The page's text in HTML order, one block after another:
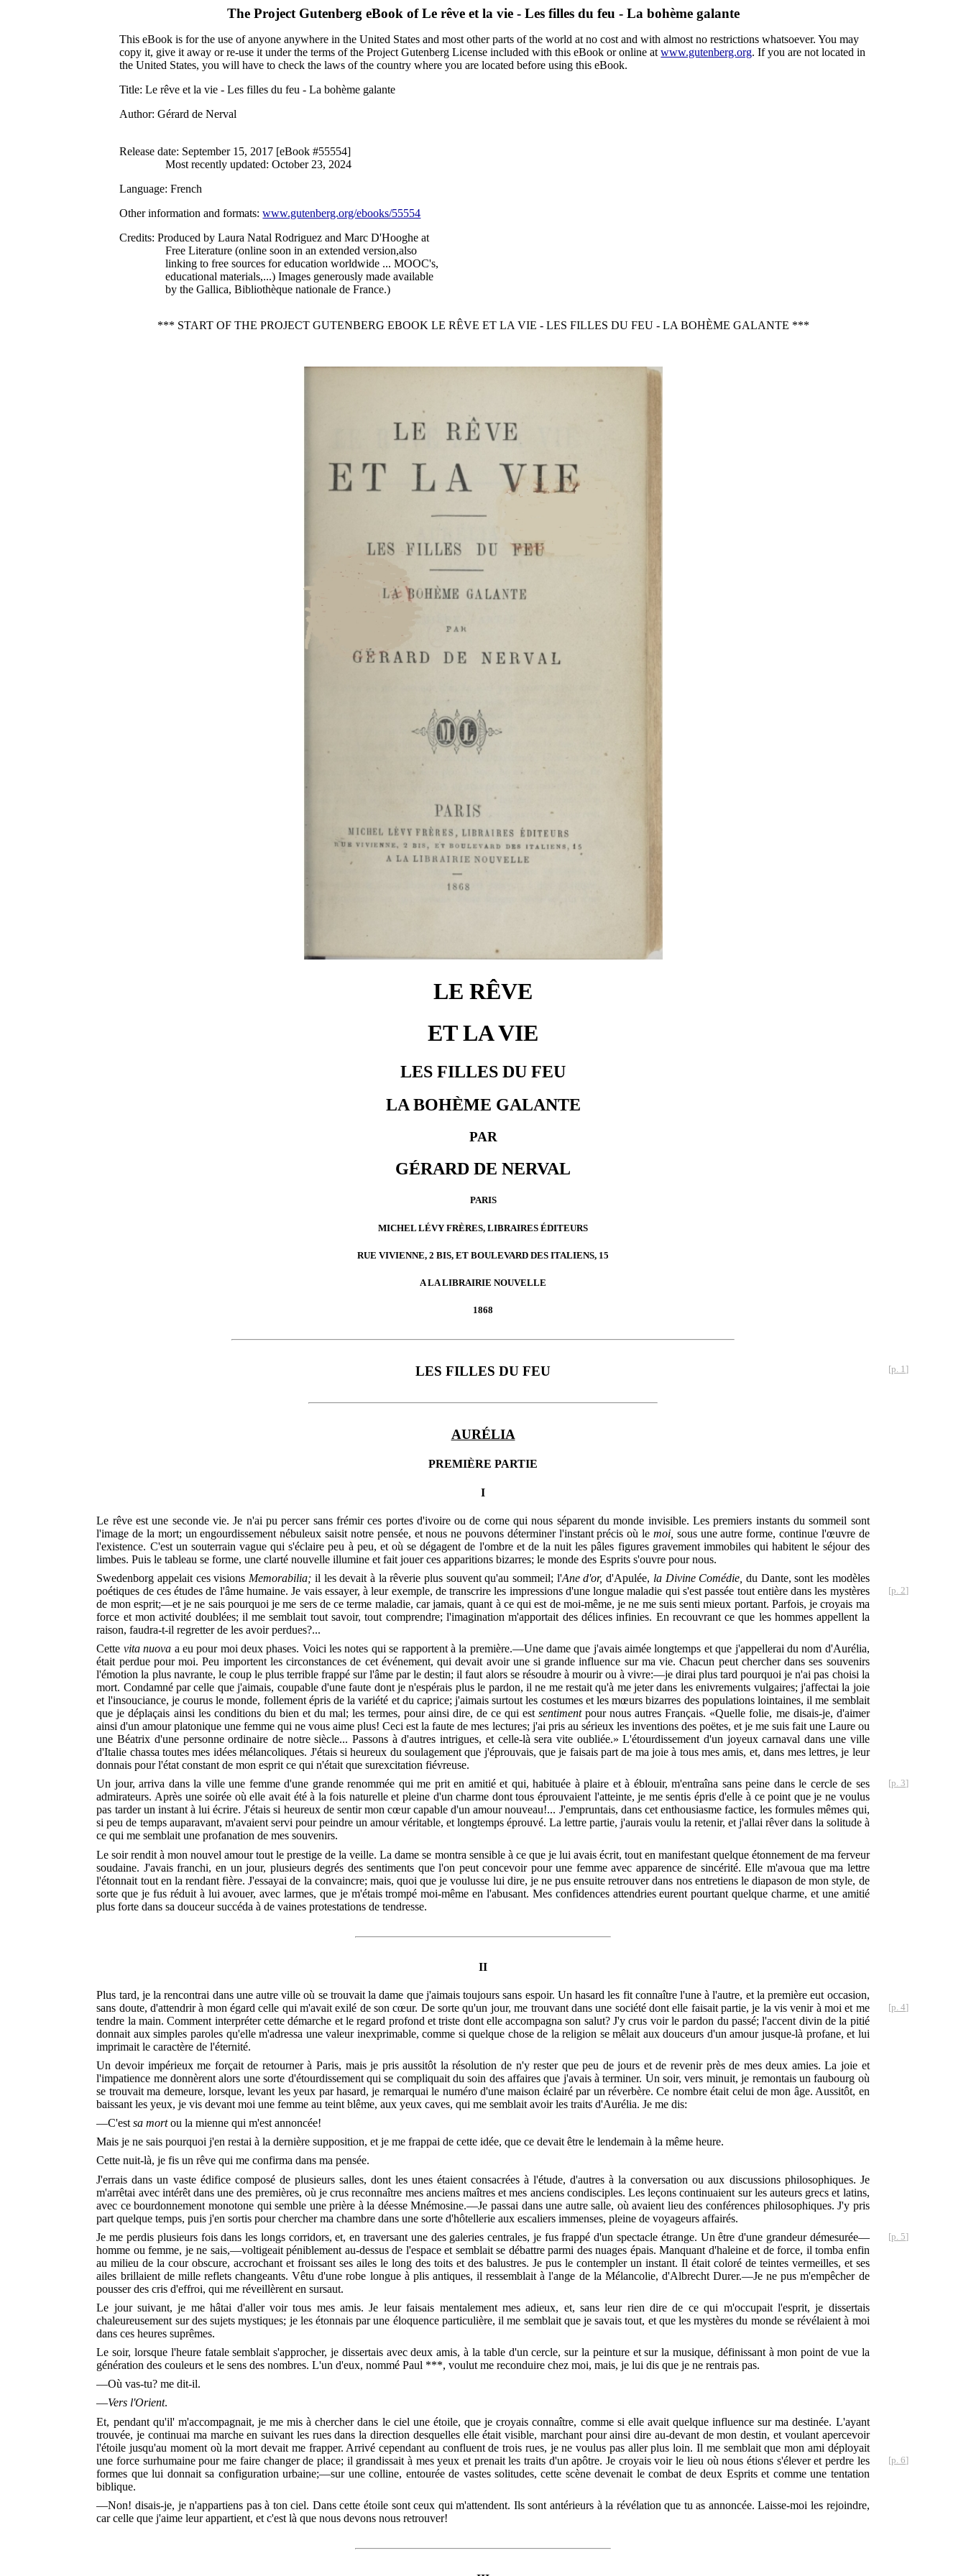
The Project Gutenberg eBook ofLe rêve et la vie - Les filles du feu - La bohème galante
This eBook is for the use of anyone anywhere in the United States and most other parts of the world at no cost and with almost no restrictions whatsoever. You may
copy it, give it away or re-use it under the terms of the Project Gutenberg License included with this eBook or online atwww.gutenberg.org. If you are not located in
the United States, you will have to check the laws of the country where you are located before using this eBook.
Title: Le rêve et la vie - Les filles du feu - La bohème galante
Author: Gérard de Nerval
Release date: September 15, 2017 [eBook #55554]
Most recently updated: October 23, 2024
Language: French
Other information and formats:www.gutenberg.org/ebooks/55554
Credits: Produced by Laura Natal Rodriguez and Marc D'Hooghe at
Free Literature (online soon in an extended version,also
linking to free sources for education worldwide ... MOOC's,
educational materials,...) Images generously made available
by the Gallica, Bibliothèque nationale de France.)
*** START OF THE PROJECT GUTENBERG EBOOK LE RÊVE ET LA VIE - LES FILLES DU FEU - LA BOHÈME GALANTE ***
LE RÊVE
ET LA VIE
LES FILLES DU FEU
LA BOHÈME GALANTE
PAR
GÉRARD DE NERVAL
PARIS
MICHEL LÉVY FRÈRES, LIBRAIRES ÉDITEURS
RUE VIVIENNE, 2 BIS, ET BOULEVARD DES ITALIENS, 15
A LA LIBRAIRIE NOUVELLE
1868
[p. 1]
LES FILLES DU FEU
AURÉLIA
PREMIÈRE PARTIE
I
Le rêve est une seconde vie. Je n'ai pu percer sans frémir ces portes d'ivoire ou de corne qui nous séparent du monde invisible. Les premiers instants du sommeil sont
l'image de la mort; un engourdissement nébuleux saisit notre pensée, et nous ne pouvons déterminer l'instant précis où le moi, sous une autre forme, continue l'œuvre de
l'existence. C'est un souterrain vague qui s'éclaire peu à peu, et où se dégagent de l'ombre et de la nuit les pâles figures gravement immobiles qui habitent le séjour des
limbes. Puis le tableau se forme, une clarté nouvelle illumine et fait jouer ces apparitions bizarres; le monde des Esprits s'ouvre pour nous.
Swedenborg appelait ces visions Memorabilia; il les devait à la rêverie plus souvent qu'au sommeil; l'Ane d'or, d'Apulée, la Divine Comédie, du Dante, sont les modèles
poétiques de ces études de l'âme humaine. Je vais essayer, à leur exemple, de transcrire les impressions d'une longue maladie qui s'est
[p. 2]
passée tout entière dans les mystères
de mon esprit;—et je ne sais pourquoi je me sers de ce terme maladie, car jamais, quant à ce qui est de moi-même, je ne me suis senti mieux portant. Parfois, je croyais ma
force et mon activité doublées; il me semblait tout savoir, tout comprendre; l'imagination m'apportait des délices infinies. En recouvrant ce que les hommes appellent la
raison, faudra-t-il regretter de les avoir perdues?...
Cette vita nuova a eu pour moi deux phases. Voici les notes qui se rapportent à la première.—Une dame que j'avais aimée longtemps et que j'appellerai du nom d'Aurélia,
était perdue pour moi. Peu importent les circonstances de cet événement, qui devait avoir une si grande influence sur ma vie. Chacun peut chercher dans ses souvenirs
l'émotion la plus navrante, le coup le plus terrible frappé sur l'âme par le destin; il faut alors se résoudre à mourir ou à vivre:—je dirai plus tard pourquoi je n'ai pas choisi la
mort. Condamné par celle que j'aimais, coupable d'une faute dont je n'espérais plus le pardon, il ne me restait qu'à me jeter dans les enivrements vulgaires; j'affectai la joie
et l'insouciance, je courus le monde, follement épris de la variété et du caprice; j'aimais surtout les costumes et les mœurs bizarres des populations lointaines, il me semblait
que je déplaçais ainsi les conditions du bien et du mal; les termes, pour ainsi dire, de ce qui estsentimentpour nous autres Français. «Quelle folie, me disais-je, d'aimer
ainsi d'un amour platonique une femme qui ne vous aime plus! Ceci est la faute de mes lectures; j'ai pris au sérieux les inventions des poëtes, et je me suis fait une Laure ou
une Béatrix d'une personne ordinaire de notre siècle... Passons à d'autres intrigues, et celle-là sera vite oubliée.» L'étourdissement d'un joyeux carnaval dans une ville
d'Italie chassa toutes mes idées mélancoliques. J'étais si heureux du soulagement que j'éprouvais, que je faisais part de ma joie à tous mes amis, et, dans mes lettres, je leur
donnais pour l'état constant de mon esprit ce qui n'était que surexcitation fiévreuse.
[p. 3]
Un jour, arriva dans la ville une femme d'une grande renommée qui me prit en amitié et qui, habituée à plaire et à éblouir, m'entraîna sans peine dans le cercle de ses
admirateurs. Après une soirée où elle avait été à la fois naturelle et pleine d'un charme dont tous éprouvaient l'atteinte, je me sentis épris d'elle à ce point que je ne voulus
pas tarder un instant à lui écrire. J'étais si heureux de sentir mon cœur capable d'un amour nouveau!... J'empruntais, dans cet enthousiasme factice, les formules mêmes qui,
si peu de temps auparavant, m'avaient servi pour peindre un amour véritable, et longtemps éprouvé. La lettre partie, j'aurais voulu la retenir, et j'allai rêver dans la solitude à
ce qui me semblait une profanation de mes souvenirs.
Le soir rendit à mon nouvel amour tout le prestige de la veille. La dame se montra sensible à ce que je lui avais écrit, tout en manifestant quelque étonnement de ma ferveur
soudaine. J'avais franchi, en un jour, plusieurs degrés des sentiments que l'on peut concevoir pour une femme avec apparence de sincérité. Elle m'avoua que ma lettre
l'étonnait tout en la rendant fière. J'essayai de la convaincre; mais, quoi que je voulusse lui dire, je ne pus ensuite retrouver dans nos entretiens le diapason de mon style, de
sorte que je fus réduit à lui avouer, avec larmes, que je m'étais trompé moi-même en l'abusant. Mes confidences attendries eurent pourtant quelque charme, et une amitié
plus forte dans sa douceur succéda à de vaines protestations de tendresse.
II
Plus tard, je la rencontrai dans une autre ville où se trouvait la dame que j'aimais toujours sans espoir. Un hasard les fit connaître l'une à l'autre, et la première eut occasion,
sans doute, d'attendrir à mon égard celle qui m'avait exilé de son cœur. De sorte qu'un jour, me trouvant dans une société dont
[p. 4]
elle faisait partie, je la vis venir à moi et me
tendre la main. Comment interpréter cette démarche et le regard profond et triste dont elle accompagna son salut? J'y crus voir le pardon du passé; l'accent divin de la pitié
donnait aux simples paroles qu'elle m'adressa une valeur inexprimable, comme si quelque chose de la religion se mêlait aux douceurs d'un amour jusque-là profane, et lui
imprimait le caractère de l'éternité.
Un devoir impérieux me forçait de retourner à Paris, mais je pris aussitôt la résolution de n'y rester que peu de jours et de revenir près de mes deux amies. La joie et
l'impatience me donnèrent alors une sorte d'étourdissement qui se compliquait du soin des affaires que j'avais à terminer. Un soir, vers minuit, je remontais un faubourg où
se trouvait ma demeure, lorsque, levant les yeux par hasard, je remarquai le numéro d'une maison éclairé par un réverbère. Ce nombre était celui de mon âge. Aussitôt, en
baissant les yeux, je vis devant moi une femme au teint blême, aux yeux caves, qui me semblait avoir les traits d'Aurélia. Je me dis:
—C'estsa mortou la mienne qui m'est annoncée!
Mais je ne sais pourquoi j'en restai à la dernière supposition, et je me frappai de cette idée, que ce devait être le lendemain à la même heure.
Cette nuit-là, je fis un rêve qui me confirma dans ma pensée.
J'errais dans un vaste édifice composé de plusieurs salles, dont les unes étaient consacrées à l'étude, d'autres à la conversation ou aux discussions philosophiques. Je
m'arrêtai avec intérêt dans une des premières, où je crus reconnaître mes anciens maîtres et mes anciens condisciples. Les leçons continuaient sur les auteurs grecs et latins,
avec ce bourdonnement monotone qui semble une prière à la déesse Mnémosine.—Je passai dans une autre salle, où avaient lieu des conférences philosophiques. J'y pris
part quelque temps, puis j'en sortis pour chercher ma chambre dans une sorte d'hôtellerie aux escaliers immenses, pleine de voyageurs affairés.
Je me perdis plusieurs fois dans les longs corridors, et, en
[p. 5]
traversant une des galeries centrales, je fus frappé d'un spectacle étrange. Un être d'une grandeur démesurée—
homme ou femme, je ne sais,—voltigeait péniblement au-dessus de l'espace et semblait se débattre parmi des nuages épais. Manquant d'haleine et de force, il tomba enfin
au milieu de la cour obscure, accrochant et froissant ses ailes le long des toits et des balustres. Je pus le contempler un instant. Il était coloré de teintes vermeilles, et ses
ailes brillaient de mille reflets changeants. Vêtu d'une robe longue à plis antiques, il ressemblait à l'ange de la Mélancolie, d'Albrecht Durer.—Je ne pus m'empêcher de
pousser des cris d'effroi, qui me réveillèrent en sursaut.
Le jour suivant, je me hâtai d'aller voir tous mes amis. Je leur faisais mentalement mes adieux, et, sans leur rien dire de ce qui m'occupait l'esprit, je dissertais
chaleureusement sur des sujets mystiques; je les étonnais par une éloquence particulière, il me semblait que je savais tout, et que les mystères du monde se révélaient à moi
dans ces heures suprêmes.
Le soir, lorsque l'heure fatale semblait s'approcher, je dissertais avec deux amis, à la table d'un cercle, sur la peinture et sur la musique, définissant à mon point de vue la
génération des couleurs et le sens des nombres. L'un d'eux, nommé Paul ***, voulut me reconduire chez moi, mais, je lui dis que je ne rentrais pas.
—Où vas-tu? me dit-il.
—Vers l'Orient.
Et, pendant qu'il' m'accompagnait, je me mis à chercher dans le ciel une étoile, que je croyais connaître, comme si elle avait quelque influence sur ma destinée. L'ayant
trouvée, je continuai ma marche en suivant les rues dans la direction desquelles elle était visible, marchant pour ainsi dire au-devant de mon destin, et voulant apercevoir
l'étoile jusqu'au moment où la mort devait me frapper. Arrivé cependant au confluent de trois rues, je ne voulus pas aller plus loin. Il me semblait que mon ami déployait
une force surhumaine pour me faire
[p. 6]
changer de place; il grandissait à mes yeux et prenait les traits d'un apôtre. Je croyais voir le lieu où nous étions s'élever et perdre les
formes que lui donnait sa configuration urbaine;—sur une colline, entourée de vastes solitudes, cette scène devenait le combat de deux Esprits et comme une tentation
biblique.
—Non! disais-je, je n'appartiens pas à ton ciel. Dans cette étoile sont ceux qui m'attendent. Ils sont antérieurs à la révélation que tu as annoncée. Laisse-moi les rejoindre,
car celle que j'aime leur appartient, et c'est là que nous devons nous retrouver!